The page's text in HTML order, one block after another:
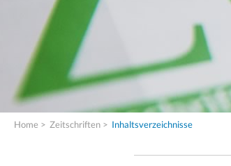
Home > Zeitschriften > Inhaltsverzeichnisse